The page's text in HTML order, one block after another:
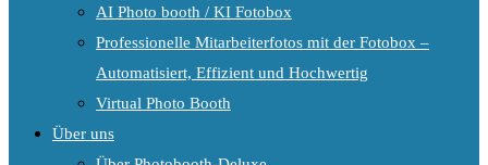
AI Photo booth / KI Fotobox
Professionelle Mitarbeiterfotos mit der Fotobox –
Automatisiert, Effizient und Hochwertig
Virtual Photo Booth
Über uns